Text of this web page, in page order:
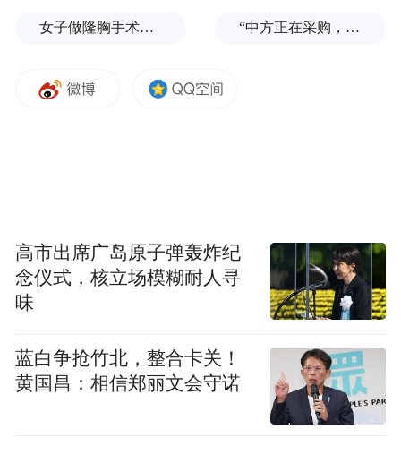
想理念、人文精神、价值观念等为坚定文化
博物馆社教专员以特色文物青花塔式罐为重
义。随后社教专员和党员志愿者一起带领观
众动手绘制了属于自己的青花瓷器，引导观
众共同珍视和传承这份宝贵的文化遗产，不
仅让大家领略到了大唐文化的璀璨明珠——
青花瓷的独特魅力，还使他们意识到了文物
博物馆在传承和弘扬中华优秀文化中的重要
女子做隆胸手术全麻后被告知暂停，医生：内窥镜不够用了 “中方正在采购，令人鼓舞！”
高市出席广岛原子弹轰炸纪
念仪式，核立场模糊耐人寻
味
蓝白争抢竹北，整合卡关！
黄国昌：相信郑丽文会守诺